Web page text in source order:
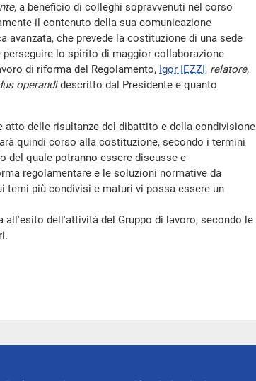
, a beneficio di colleghi sopravvenuti nel corso
il contenuto della sua comunicazione
che prevede la costituzione di una sede
lo spirito di maggior collaborazione
di riforma del Regolamento, Igor IEZZI, relatore,
operandidescritto dal Presidente e quanto
atto delle risultanze del dibattito e della condivisione
quindi corso alla costituzione, secondo i termini
del quale potranno essere discusse e
regolamentare e le soluzioni normative da
temi più condivisi e maturi vi possa essere un
dell'attività del Gruppo di lavoro, secondo le